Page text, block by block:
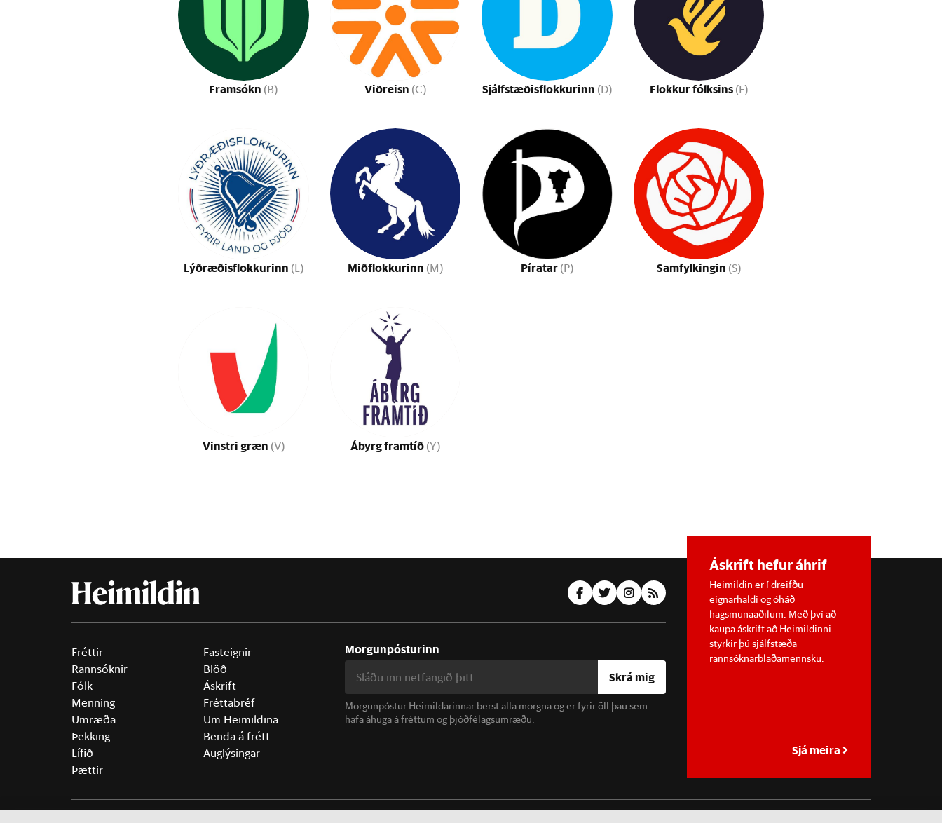
Framsókn (B) Viðreisn (C) Sjálfstæðisflokkurinn (D) Flokkur fólksins (F)
Lýðræðisflokkurinn (L) Miðflokkurinn (M) Píratar (P) Samfylkingin (S)
Vinstri græn (V) Ábyrg framtíð (Y)
Fréttir
Rannsóknir
Fólk
Menning
Umræða
Þekking
Lífið
Þættir
Fasteignir
Blöð
Áskrift
Fréttabréf
Um Heimildina
Benda á frétt
Auglýsingar
Morgunpósturinn
Skrá mig
Morgunpóstur Heimildarinnar berst alla morgna og er fyrir öll þau sem
hafa áhuga á fréttum og þjóðfélagsumræðu.
Áskrift hefur áhrif
Heimildin er í dreifðu
eignarhaldi og óháð
hagsmunaaðilum. Með því að
kaupa áskrift að Heimildinni
styrkir þú sjálfstæða
rannsóknarblaðamennsku.
Sjá meira